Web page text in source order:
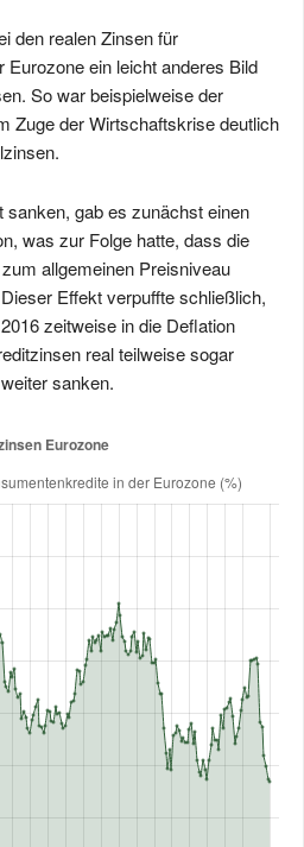
den realen Zinsen für
Eurozone ein leicht anderes Bild
So war beispielweise der
Zuge der Wirtschaftskrise deutlich
sanken, gab es zunächst einen
was zur Folge hatte, dass die
allgemeinen Preisniveau
Effekt verpuffte schließlich,
zeitweise in die Deflation
real teilweise sogar
sanken.